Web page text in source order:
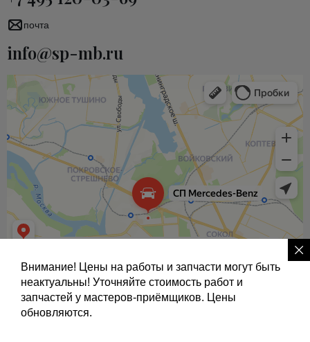
почта
info@sp-mb.ru
Внимание! Цены на работы и запчасти могут быть
неактуальны! Уточняйте стоимость работ и
запчастей у мастеров-приёмщиков. Цены
обновляются.